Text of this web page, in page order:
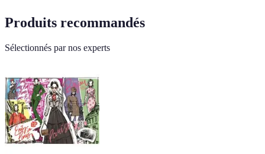
Produits recommandés
Sélectionnés par nos experts